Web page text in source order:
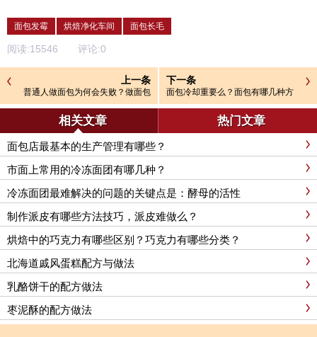
面包发霉 烘焙净化车间 面包长毛
阅读:15546 评论:0
上一条
普通人做面包为何会失败？做面包
失败有哪些的原因？
下一条
面包冷却重要么？面包有哪几种方
式冷却？
相关文章 热门文章
面包店最基本的生产管理有哪些？
市面上常用的冷冻面团有哪几种？
冷冻面团最难解决的问题的关键点是：酵母的活性
制作派皮有哪些方法技巧，派皮难做么？
烘焙中的巧克力有哪些区别？巧克力有哪些分类？
北海道戚风蛋糕配方与做法
乳酪饼干的配方做法
枣泥酥的配方做法